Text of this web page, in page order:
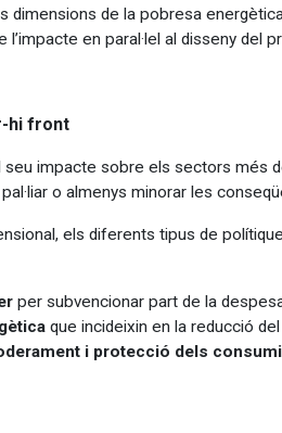
dimensions de la pobresa
l’impacte en paral·lel al disseny del
hi front
impacte sobre els sectors més
o almenys minorar les
els diferents tipus de
per subvencionar part de la
que incideixin en la reducció
i protecció dels